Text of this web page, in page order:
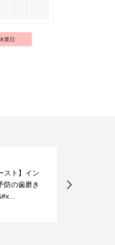
業日
るメンズパー
タイル～スタイリ
編～